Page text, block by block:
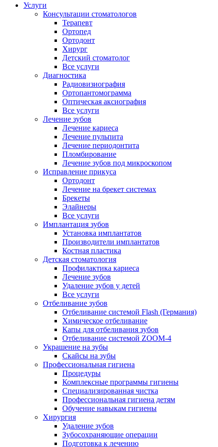
Услуги
Консультации стоматологов
Терапевт
Ортопед
Ортодонт
Хирург
Детский стоматолог
Все услуги
Диагностика
Радиовизиография
Ортопантомограмма
Оптическая аксиография
Все услуги
Лечение зубов
Лечение кариеса
Лечение пульпита
Лечение периодонтита
Пломбирование
Лечение зубов под микроскопом
Исправление прикуса
Ортодонт
Лечение на брекет системах
Брекеты
Элайнеры
Все услуги
Имплантация зубов
Установка имплантатов
Производители имплантатов
Костная пластика
Детская стоматология
Профилактика кариеса
Лечение зубов
Удаление зубов у детей
Все услуги
Отбеливание зубов
Отбеливание системой Flash (Германия)
Химическое отбеливание
Капы для отбеливания зубов
Отбеливание системой ZOOM-4
Украшение на зубы
Скайсы на зубы
Профессиональная гигиена
Процедуры
Комплексные программы гигиены
Специализированная чистка
Профессиональная гигиена детям
Обучение навыкам гигиены
Хирургия
Удаление зубов
Зубосохраняющие операции
Подготовка к лечению